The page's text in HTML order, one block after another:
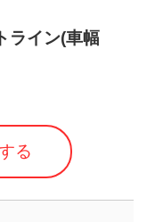
ライン(車幅
る